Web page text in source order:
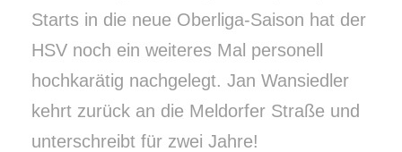
Starts in die neue Oberliga-Saison hat der
HSV noch ein weiteres Mal personell
hochkarätig nachgelegt. Jan Wansiedler
kehrt zurück an die Meldorfer Straße und
unterschreibt für zwei Jahre!